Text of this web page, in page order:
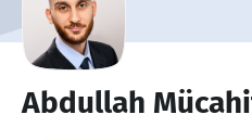
Abdullah